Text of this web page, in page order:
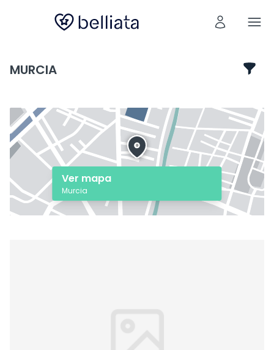
MURCIA
Ver mapa
Murcia